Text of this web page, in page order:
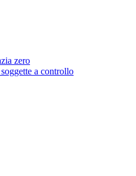
zero
a controllo